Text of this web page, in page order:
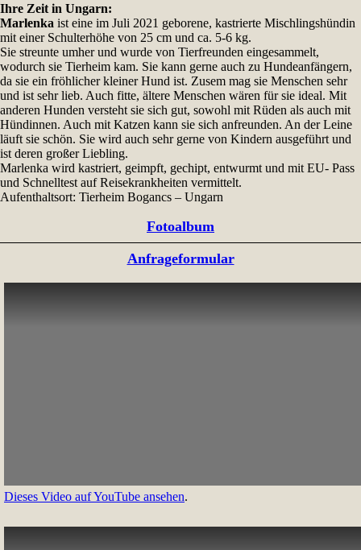
Ihre Zeit in Ungarn:
Marlenka ist eine im Juli 2021 geborene, kastrierte Mischlingshündin
mit einer Schulterhöhe von 25 cm und ca. 5-6 kg.
Sie streunte umher und wurde von Tierfreunden eingesammelt,
wodurch sie Tierheim kam. Sie kann gerne auch zu Hundeanfängern,
da sie ein fröhlicher kleiner Hund ist. Zusem mag sie Menschen sehr
und ist sehr lieb. Auch fitte, ältere Menschen wären für sie ideal. Mit
anderen Hunden versteht sie sich gut, sowohl mit Rüden als auch mit
Hündinnen. Auch mit Katzen kann sie sich anfreunden. An der Leine
läuft sie schön. Sie wird auch sehr gerne von Kindern ausgeführt und
ist deren großer Liebling.
Marlenka wird kastriert, geimpft, gechipt, entwurmt und mit EU- Pass
und Schnelltest auf Reisekrankheiten vermittelt.
Aufenthaltsort: Tierheim Bogancs – Ungarn
Fotoalbum
Anfrageformular
Dieses Video auf YouTube ansehen.